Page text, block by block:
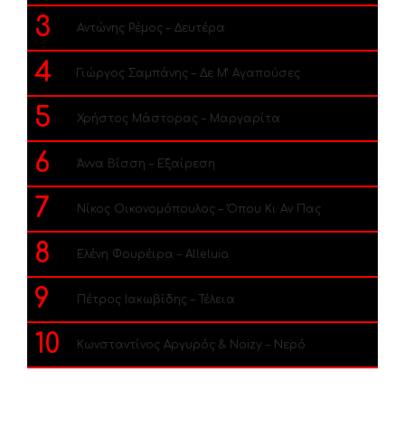
3 Αντώνης Ρέμος – Δευτέρα
4 Γιώργος Σαμπάνης – Δε Μ’ Αγαπούσες
5 Χρήστος Μάστορας – Μαργαρίτα
6 Άννα Βίσση – Εξαίρεση
7 Νίκος Οικονομόπουλος – Όπου Κι Αν Πας
8 Ελένη Φουρέιρα – Alleluia
9 Πέτρος Ιακωβίδης – Τέλεια
10 Κωνσταντίνος Αργυρός & Noizy – Νερό